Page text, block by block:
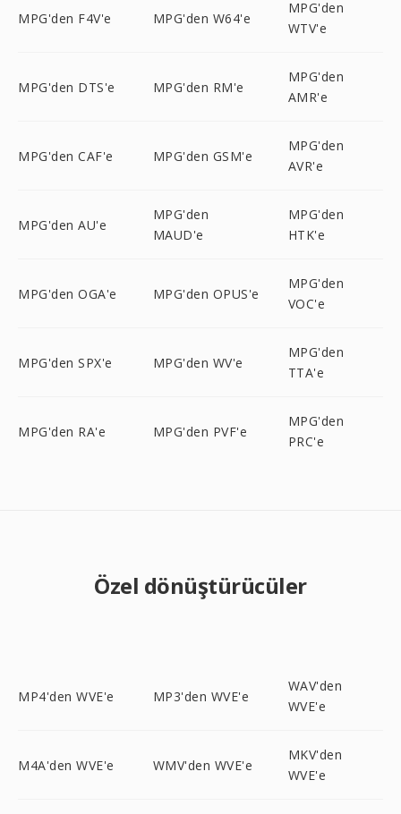
MPG'den F4V'e MPG'den W64'e
MPG'den
WTV'e
MPG'den DTS'e MPG'den RM'e
MPG'den
AMR'e
MPG'den CAF'e MPG'den GSM'e
MPG'den
AVR'e
MPG'den AU'e
MPG'den
MAUD'e
MPG'den
HTK'e
MPG'den OGA'e MPG'den OPUS'e
MPG'den
VOC'e
MPG'den SPX'e MPG'den WV'e
MPG'den
TTA'e
MPG'den RA'e MPG'den PVF'e
MPG'den
PRC'e
Özel dönüştürücüler
MP4'den WVE'e MP3'den WVE'e
WAV'den
WVE'e
M4A'den WVE'e WMV'den WVE'e
MKV'den
WVE'e